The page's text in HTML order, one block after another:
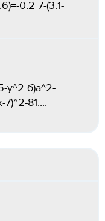
0.2 7-(3.1-
у^2 б)a^2-
81....